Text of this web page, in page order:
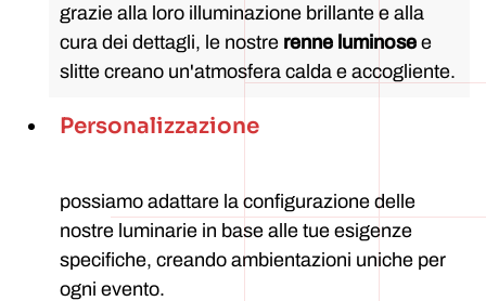
grazie alla loro illuminazione brillante e alla
cura dei dettagli, le nostre renne luminose e
slitte creano un'atmosfera calda e accogliente.
Personalizzazione
possiamo adattare la configurazione delle
nostre luminarie in base alle tue esigenze
specifiche, creando ambientazioni uniche per
ogni evento.